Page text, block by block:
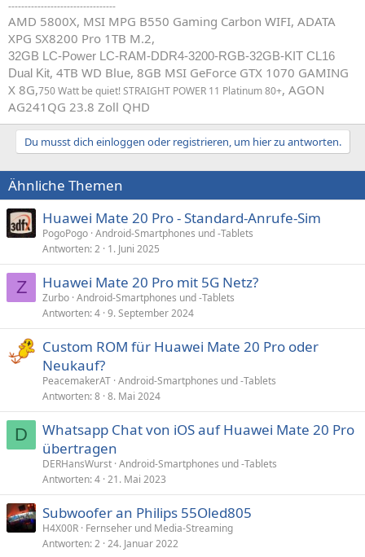
---------------------------------
AMD 5800X, MSI MPG B550 Gaming Carbon WIFI, ADATA
XPG SX8200 Pro 1TB M.2,
32GB LC-Power LC-RAM-DDR4-3200-RGB-32GB-KIT CL16
Dual Kit, 4TB WD Blue, 8GB MSI GeForce GTX 1070 GAMING
X 8G,750 Watt be quiet! STRAIGHT POWER 11 Platinum 80+, AGON
AG241QG 23.8 Zoll QHD
Du musst dich einloggen oder registrieren, um hier zu antworten.
Ähnliche Themen
Huawei Mate 20 Pro - Standard-Anrufe-Sim
PogoPogo Android-Smartphones und -Tablets
Antworten 2 1. Juni 2025
Z Huawei Mate 20 Pro mit 5G Netz?
Zurbo Android-Smartphones und -Tablets
Antworten 4 9. September 2024
Custom ROM für Huawei Mate 20 Pro oder
Neukauf?
PeacemakerAT Android-Smartphones und -Tablets
Antworten 8 8. Mai 2024
D
Whatsapp Chat von iOS auf Huawei Mate 20 Pro
übertragen
DERHansWurst Android-Smartphones und -Tablets
Antworten 4 21. Mai 2023
Subwoofer an Philips 55Oled805
H4X00R Fernseher und Media-Streaming
Antworten 2 24. Januar 2022